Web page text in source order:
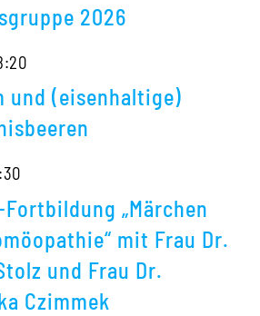
2026
und (eisenhaltige)
„Märchen
mit Frau Dr.
und Frau Dr.
Czimmek